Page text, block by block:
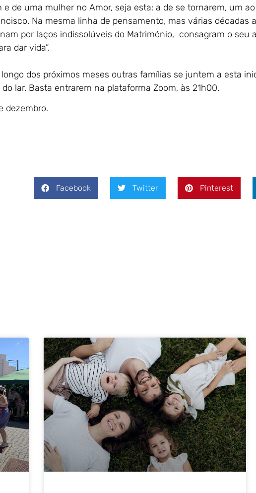
de uma mulher no Amor, seja esta: a de se tornarem, um
Na mesma linha de pensamento, mas várias décadas
por laços indissolúveis do Matrimónio, consagram o seu
dar vida”.
dos próximos meses outras famílias se juntem a esta
lar. Basta entrarem na plataforma Zoom, às 21h00.
dezembro.
Facebook Twitter Pinterest